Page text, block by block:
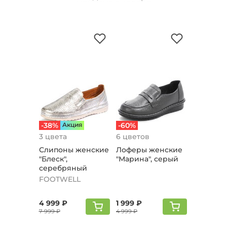
-38% Aкция
3 цвета
Слипоны женские
"Блеск",
серебряный
FOOTWELL
4 999 ₽
7 999 ₽
-60%
6 цветов
Лоферы женские
"Марина", серый
1 999 ₽
4 999 ₽